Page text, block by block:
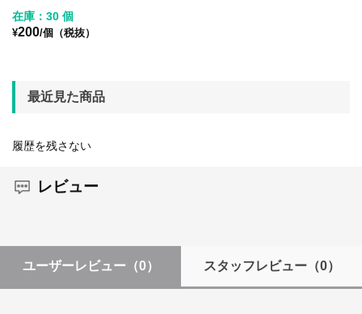
在庫：30 個
¥200/個（税抜）
最近見た商品
履歴を残さない
レビュー
ユーザーレビュー （0） スタッフレビュー（0）